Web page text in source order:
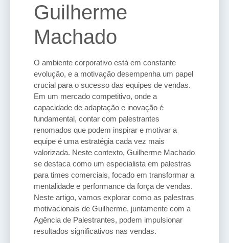
Guilherme
Machado
O ambiente corporativo está em constante
evolução, e a motivação desempenha um papel
crucial para o sucesso das equipes de vendas.
Em um mercado competitivo, onde a
capacidade de adaptação e inovação é
fundamental, contar com palestrantes
renomados que podem inspirar e motivar a
equipe é uma estratégia cada vez mais
valorizada. Neste contexto, Guilherme Machado
se destaca como um especialista em palestras
para times comerciais, focado em transformar a
mentalidade e performance da força de vendas.
Neste artigo, vamos explorar como as palestras
motivacionais de Guilherme, juntamente com a
Agência de Palestrantes, podem impulsionar
resultados significativos nas vendas.